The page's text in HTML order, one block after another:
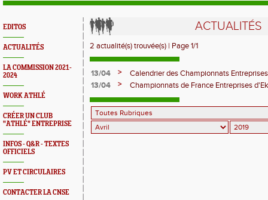
EDITOS
ACTUALITÉS
LA COMMISSION 2021-
2024
WORK ATHLÉ
CRÉER UN CLUB
"ATHLÉ" ENTREPRISE
INFOS - Q&R - TEXTES
OFFICIELS
PV ET CIRCULAIRES
CONTACTER LA CNSE
ACTUALITÉS
2 actualité(s) trouvée(s) | Page 1/1
13/04 >
Calendrier des Championnats
13/04
> Championnats de France Entreprises